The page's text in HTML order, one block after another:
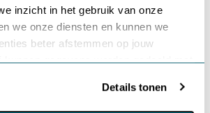
inzicht in het gebruik van onze
we onze diensten en kunnen we
beter afstemmen op jouw
gegevens worden gedeeld met
cookies te accepteren. Kies ‘Alleen
Details tonen
mensen hebben hun
doelen bereikt
2026 - 2027 downloaden